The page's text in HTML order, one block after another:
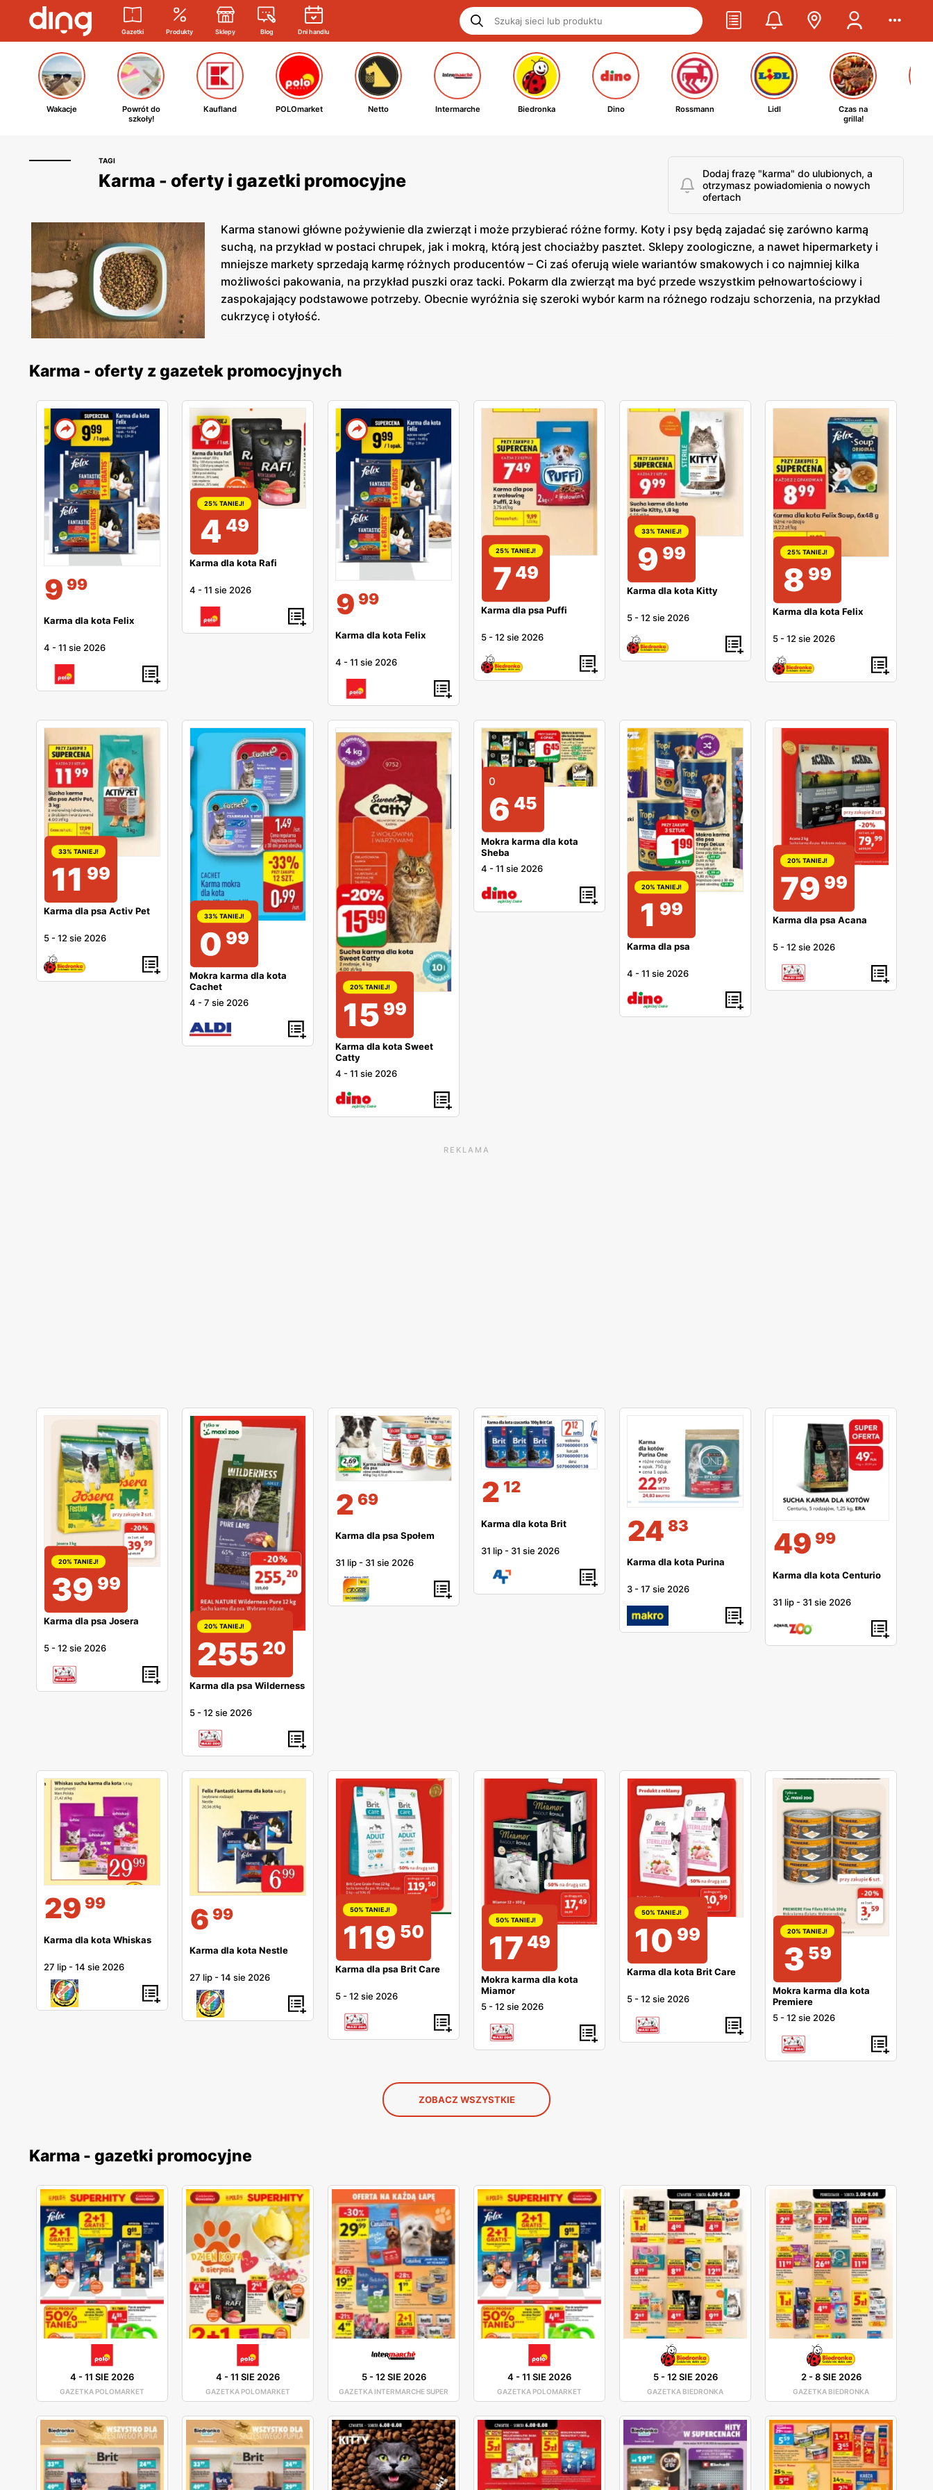
Gazetki Produkty Sklepy Blog Dni handlu
Wakacje
Powrót do
szkoły!
Kaufland POLOmarket Netto Intermarche Biedronka Dino Rossmann Lidl
Czas na
grilla!
TAGI
Karma - oferty i gazetki promocyjne
Dodaj frazę "karma" do ulubionych, a
otrzymasz powiadomienia o nowych
ofertach
Karma stanowi główne pożywienie dla zwierząt i może przybierać różne formy. Koty i psy będą zajadać się zarówno karmą
suchą, na przykład w postaci chrupek, jak i mokrą, którą jest chociażby pasztet. Sklepy zoologiczne, a nawet hipermarkety i
mniejsze markety sprzedają karmę różnych producentów – Ci zaś oferują wiele wariantów smakowych i co najmniej kilka
możliwości pakowania, na przykład puszki oraz tacki. Pokarm dla zwierząt ma być przede wszystkim pełnowartościowy i
zaspokajający podstawowe potrzeby. Obecnie wyróżnia się szeroki wybór karm na różnego rodzaju schorzenia, na przykład
cukrzycę i otyłość.
Karma - oferty z gazetek promocyjnych
9 99
Karma dla kota Felix
4 -11 sie 2026
25% TANIEJ!
4 49
Karma dla kota Rafi
4 -11 sie 2026 9 99
Karma dla kota Felix
4 -11 sie 2026
25% TANIEJ!
7 49
Karma dla psa Puffi
5 -12 sie 2026
33% TANIEJ!
9 99
Karma dla kota Kitty
5 -12 sie 2026
25% TANIEJ!
8 99
Karma dla kota Felix
5 -12 sie 2026
33% TANIEJ!
11 99
Karma dla psa Activ Pet
5 -12 sie 2026
33% TANIEJ!
0 99
Mokra karma dla kota
Cachet
4 -7 sie 2026
20% TANIEJ!
15 99
Karma dla kota Sweet
Catty
4 -11 sie 2026
0
6 45
Mokra karma dla kota
Sheba
4 -11 sie 2026
20% TANIEJ!
1 99
Karma dla psa
4 -11 sie 2026
20% TANIEJ!
79 99
Karma dla psa Acana
5 -12 sie 2026
REKLAMA
20% TANIEJ!
39 99
Karma dla psa Josera
5 -12 sie 2026
20% TANIEJ!
255 20
Karma dla psa Wilderness
5 -12 sie 2026
2 69
Karma dla psa Społem
31 lip - 31 sie 2026
2 12
Karma dla kota Brit
31 lip - 31 sie 2026
24 83
Karma dla kota Purina
3 -17 sie 2026
49 99
Karma dla kota Centurio
31 lip - 31 sie 2026
29 99
Karma dla kota Whiskas
27 lip -14 sie 2026
6 99
Karma dla kota Nestle
27 lip -14 sie 2026
50% TANIEJ!
119 50
Karma dla psa Brit Care
5 -12 sie 2026
50% TANIEJ!
17 49
Mokra karma dla kota
Miamor
5 -12 sie 2026
50% TANIEJ!
10 99
Karma dla kota Brit Care
5 -12 sie 2026
20% TANIEJ!
3 59
Mokra karma dla kota
Premiere
5 -12 sie 2026
ZOBACZ WSZYSTKIE
Karma - gazetki promocyjne
4 -11 SIE 2026
GAZETKA POLOMARKET
4 -11 SIE 2026
GAZETKA POLOMARKET
5-12 SIE 2026
GAZETKA INTERMARCHE SUPER
4 -11 SIE 2026
GAZETKA POLOMARKET
5-12 SIE 2026
GAZETKA BIEDRONKA
2-8 SIE 2026
GAZETKA BIEDRONKA